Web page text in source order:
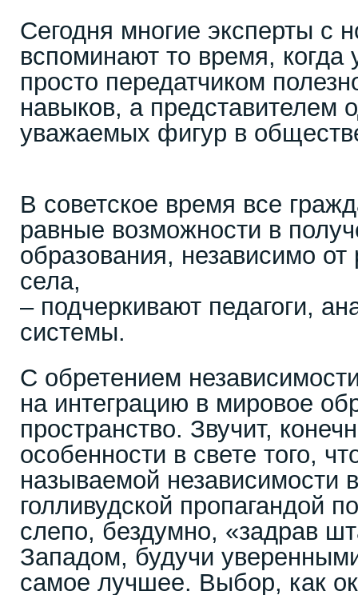
Сегодня многие эксперты с
вспоминают то время, когда
просто передатчиком
навыков, а представителем
уважаемых фигур в
В советское время все
равные возможности в
образования, независимо от
села,
– подчеркивают педагоги,
системы.
С обретением
на интеграцию в мировое
пространство. Звучит,
особенности в свете того,
называемой независимости
голливудской пропагандой
слепо, бездумно, «задрав
Западом, будучи
самое лучшее. Выбор, как